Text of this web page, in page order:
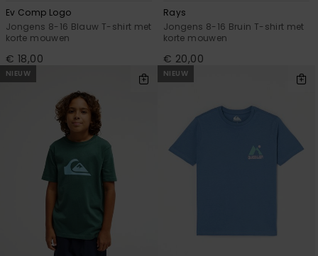
Ev Comp Logo
Jongens 8-16 Blauw T-shirt met
korte mouwen
€ 18,00
Rays
Jongens 8-16 Bruin T-shirt met
korte mouwen
€ 20,00
NIEUW NIEUW